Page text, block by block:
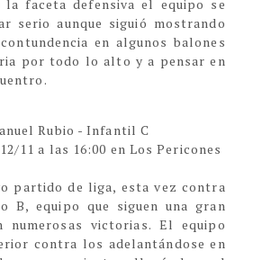
faceta defensiva el equipo se
serio aunque siguió mostrando
en algunos balones
por todo lo alto y a pensar en
Rubio - Infantil C
11 a las 16:00 en Los Pericones
partido de liga, esta vez contra
B, equipo que siguen una gran
numerosas victorias. El equipo
contra los adelantándose en